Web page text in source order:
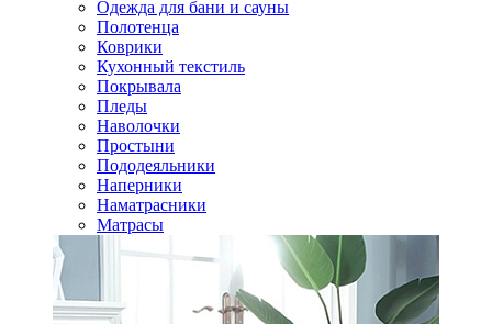
Одежда для бани и сауны
Полотенца
Коврики
Кухонный текстиль
Покрывала
Пледы
Наволочки
Простыни
Пододеяльники
Наперники
Наматрасники
Матрасы